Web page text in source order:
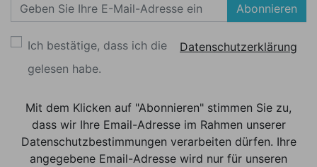
Abonnieren
Ich bestätige, dass ich die
Datenschutzerklärung
gelesen habe.
Mit dem Klicken auf "Abonnieren" stimmen Sie zu,
dass wir Ihre Email-Adresse im Rahmen unserer
Datenschutzbestimmungen verarbeiten dürfen. Ihre
angegebene Email-Adresse wird nur für unseren